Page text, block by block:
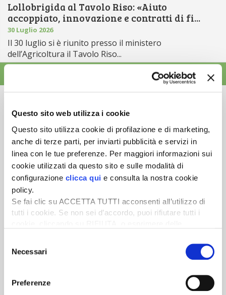
Questo sito web utilizza i cookie
Questo sito utilizza cookie di profilazione e di marketing,
anche di terze parti, per inviarti pubblicità e servizi in
linea con le tue preferenze. Per maggiori informazioni sui
cookie utilizzati da questo sito e sulle modalità di
configurazione clicca qui e consulta la nostra cookie
policy.
Se fai clic su ACCETTA TUTTI acconsenti all’utilizzo di
tutti i cookie. Se non sei d’accordo, puoi rifiutare tutti i
desideri accettare e cliccando ACCETTA SELEZIONATI.
delNecessari
Preferenze
Lollobrigida al Tavolo Riso: «Aiuto
accoppiato, innovazione e contratti di fi...
30 Luglio 2026
Il 30 luglio si è riunito presso il ministero
dell’Agricoltura il Tavolo Riso...
Newsletter
Scopri un servizio d'informazione di alta qualità. Tagliato sulle tue
esigenze.